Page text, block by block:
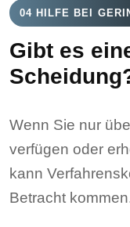
04 HILFE BEI
Gibt es
Wenn Sie nur
verfügen oder
kann
Betracht